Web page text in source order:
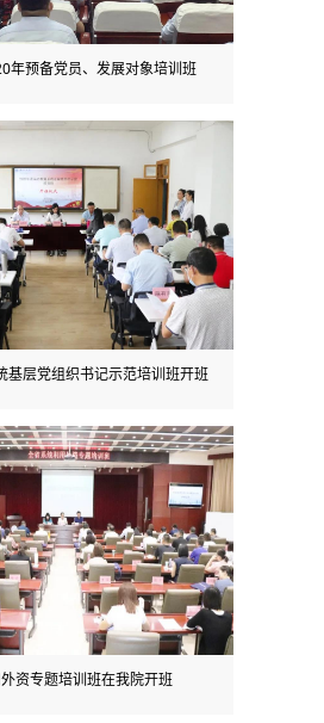
年预备党员、发展对象培训班
基层党组织书记示范培训班开班
资专题培训班在我院开班